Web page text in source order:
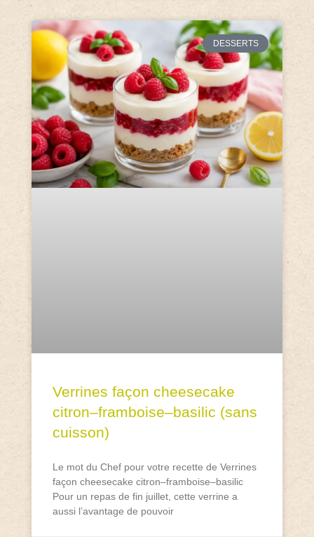
DESSERTS
Verrines façon cheesecake
citron–framboise–basilic (sans
cuisson)
Le mot du Chef pour votre recette de Verrines
façon cheesecake citron–framboise–basilic
Pour un repas de fin juillet, cette verrine a
aussi l’avantage de pouvoir